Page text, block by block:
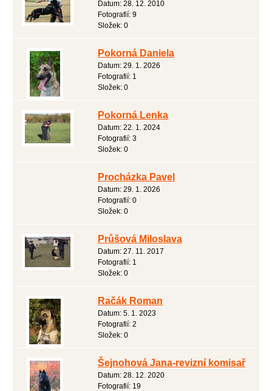
Datum: 28. 12. 2010
Fotografií: 9
Složek: 0
Pokorná Daniela
Datum: 29. 1. 2026
Fotografií: 1
Složek: 0
Pokorná Lenka
Datum: 22. 1. 2024
Fotografií: 3
Složek: 0
Procházka Pavel
Datum: 29. 1. 2026
Fotografií: 0
Složek: 0
Průšová Miloslava
Datum: 27. 11. 2017
Fotografií: 1
Složek: 0
Račák Roman
Datum: 5. 1. 2023
Fotografií: 2
Složek: 0
Šejnohová Jana-revizní komisař
Datum: 28. 12. 2020
Fotografií: 19